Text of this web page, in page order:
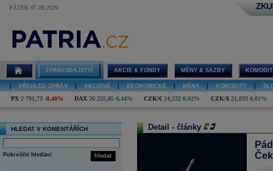
PÁTEK 07.08.2026
ZPRAVODAJSTVÍ AKCIE & FONDY MĚNY & SAZBY
PŘEHLED ZPRÁV AKCIOVÉ EKONOMICKÉ MĚNY KOMODITY
PX 2 791,73 -0,48% DAX 26 255,85 0,44% CZK/€ 24,232 0,02% CZK/$ 21,033 0,01%
HLEDAT V KOMENTÁŘÍCH
hledat
Pokročilé hledání
Detail - články